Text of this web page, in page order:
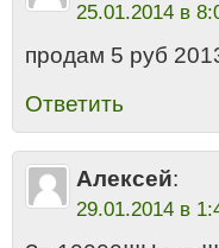
25.01.2014 в
продам 5 руб
Ответить
Алексей:
29.01.2014 в